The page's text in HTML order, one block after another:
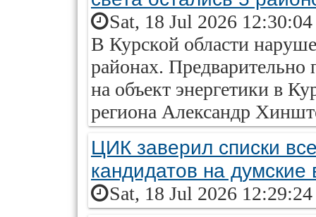
Sat, 18 Jul 2026
В Курской области
районах.
на объект энергетики в
региона Александр
ЦИК заверил списки
кандидатов на
Sat, 18 Jul 2026